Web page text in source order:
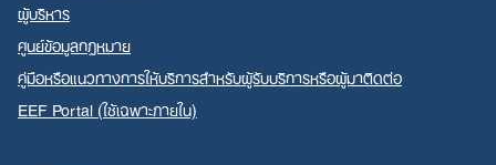
ผู้บริหาร
ศูนย์ข้อมูลกฎหมาย
คู่มือหรือแนวทางการให้บริการสำหรับผู้รับบริการหรือผู้มาติดต่อ
EEF Portal (ใช้เฉพาะภายใน)